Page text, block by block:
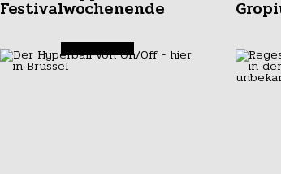
Festivalwochenende